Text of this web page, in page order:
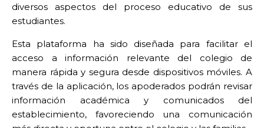
diversos aspectos del proceso educativo de sus
estudiantes.
Esta plataforma ha sido diseñada para facilitar el
acceso a información relevante del colegio de
manera rápida y segura desde dispositivos móviles. A
través de la aplicación, los apoderados podrán revisar
información académica y comunicados del
establecimiento, favoreciendo una comunicación